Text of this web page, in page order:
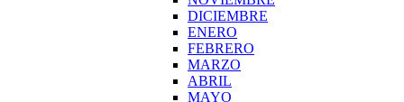
DICIEMBRE
ENERO
FEBRERO
MARZO
ABRIL
MAYO